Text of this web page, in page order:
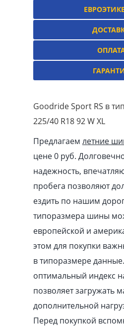
Goodride Sport RS в
225/40 R18 92 W XL
Предлагаем летние
цене 0 руб.
надежность,
пробега позволяют
ездить по нашим
типоразмера шины
европейской и
этом для покупки
в типоразмере
оптимальный индекс
позволяет загружать
дополнительной
Перед покупкой